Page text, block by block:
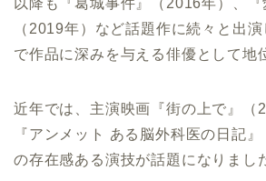
以降も『葛城事件』（2016年）、『
（2019年）など話題作に続々と出
で作品に深みを与える俳優として地
近年では、主演映画『街の上で』（
『アンメット ある脳外科医の日記
の存在感ある演技が話題になりまし